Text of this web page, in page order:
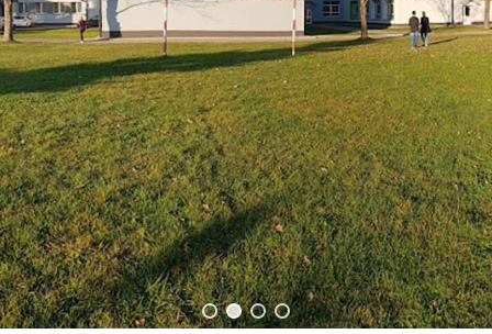
Technik fotografii i
multimediów
Technik budownictwa
Technik usług fryzjerskich